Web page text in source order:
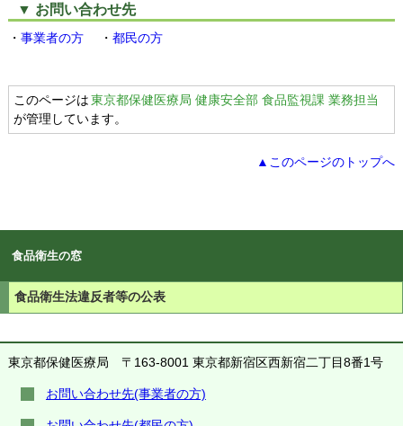
▼ お問い合わせ先
・ 事業者の方・ 都民の方
このページは東京都保健医療局 健康安全部 食品監視課 業務担当
が管理しています。
▲このページのトップへ
食品衛生の窓
食品衛生法違反者等の公表
東京都保健医療局 〒163-8001 東京都新宿区西新宿二丁目8番1号
お問い合わせ先(事業者の方)